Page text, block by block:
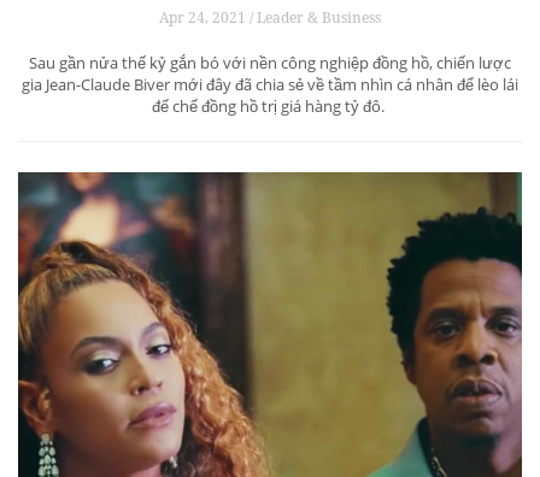
Apr 24, 2021 / Leader & Business
Sau gần nửa thế kỷ gắn bó với nền công nghiệp đồng hồ, chiến lược
gia Jean-Claude Biver mới đây đã chia sẻ về tầm nhìn cá nhân để lèo lái
đế chế đồng hồ trị giá hàng tỷ đô.